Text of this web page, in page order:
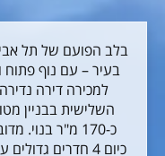
בלב הפועם של תל
בעיר – עם נוף פתוח
למכירה דירה
השלישית בבניין
כ-170 מ"ר